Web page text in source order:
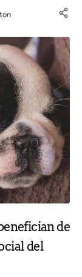
de
del